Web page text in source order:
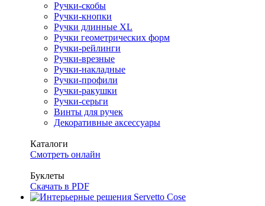
Ручки-скобы
Ручки-кнопки
Ручки длинные XL
Ручки геометрических форм
Ручки-рейлинги
Ручки-врезные
Ручки-накладные
Ручки-профили
Ручки-ракушки
Ручки-серьги
Винты для ручек
Декоративные аксессуары
Каталоги
Смотреть онлайн
Буклеты
Скачать в PDF